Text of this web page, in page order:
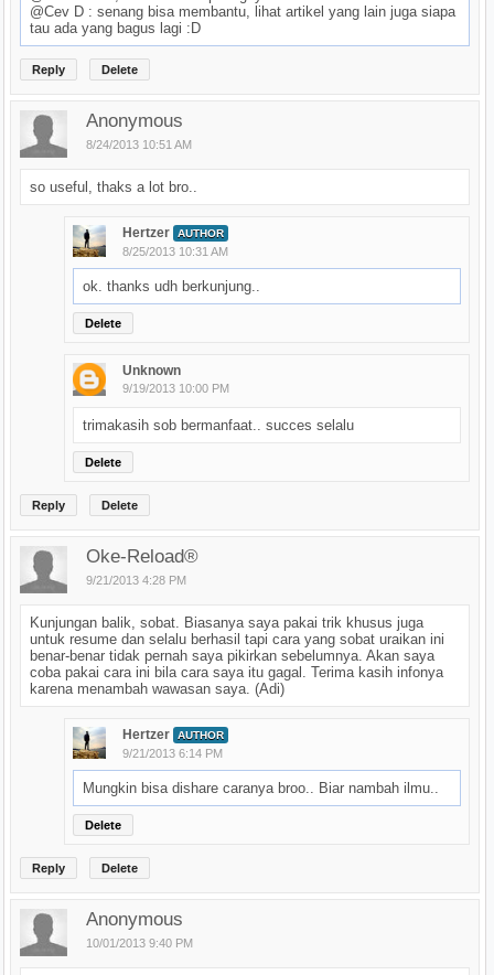
@Cev D : senang bisa membantu, lihat artikel yang lain juga siapa
tau ada yang bagus lagi :D
Reply Delete
Anonymous
8/24/2013 10:51 AM
so useful, thaks a lot bro..
Hertzer AUTHOR
8/25/2013 10:31 AM
ok. thanks udh berkunjung..
Delete
Unknown
9/19/2013 10:00 PM
trimakasih sob bermanfaat.. succes selalu
Delete
Reply Delete
Oke-Reload®
9/21/2013 4:28 PM
Kunjungan balik, sobat. Biasanya saya pakai trik khusus juga
untuk resume dan selalu berhasil tapi cara yang sobat uraikan ini
benar-benar tidak pernah saya pikirkan sebelumnya. Akan saya
coba pakai cara ini bila cara saya itu gagal. Terima kasih infonya
karena menambah wawasan saya. (Adi)
Hertzer AUTHOR
9/21/2013 6:14 PM
Mungkin bisa dishare caranya broo.. Biar nambah ilmu..
Delete
Reply Delete
Anonymous
10/01/2013 9:40 PM